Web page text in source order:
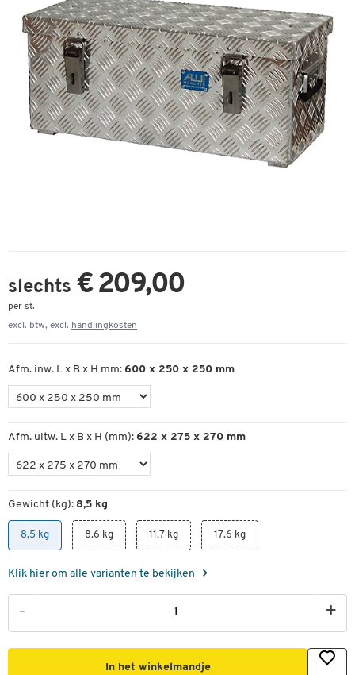
slechts € 209,00
per st.
excl. btw, excl. handlingkosten
Afm. inw. L x B x H mm: 600 x 250 x 250 mm
Afm. uitw. L x B x H (mm): 622 x 275 x 270 mm
Gewicht (kg): 8,5 kg
8,5 kg 8.6 kg 11.7 kg 17.6 kg
Klik hier om alle varianten te bekijken
- +
In het winkelmandje